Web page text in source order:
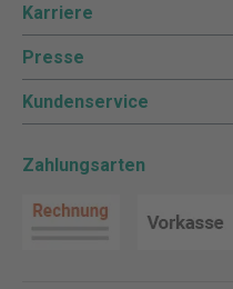
Karriere
Presse
Kundenservice
Zahlungsarten